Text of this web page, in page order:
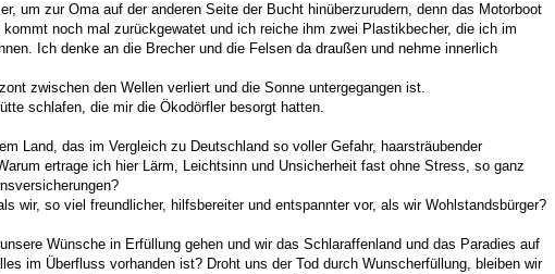
um zur Oma auf der anderen Seite der Bucht hinüberzurudern, denn das Motorboot
noch mal zurückgewatet und ich reiche ihm zwei Plastikbecher, die ich im
Ich denke an die Brecher und die Felsen da draußen und nehme innerlich
zwischen den Wellen verliert und die Sonne untergegangen ist.
schlafen, die mir die Ökodörfler besorgt hatten.
Land, das im Vergleich zu Deutschland so voller Gefahr, haarsträubender
ertrage ich hier Lärm, Leichtsinn und Unsicherheit fast ohne Stress, so ganz
wir, so viel freundlicher, hilfsbereiter und entspannter vor, als wir Wohlstandsbürger?
Wünsche in Erfüllung gehen und wir das Schlaraffenland und das Paradies auf
im Überfluss vorhanden ist? Droht uns der Tod durch Wunscherfüllung, bleiben wir